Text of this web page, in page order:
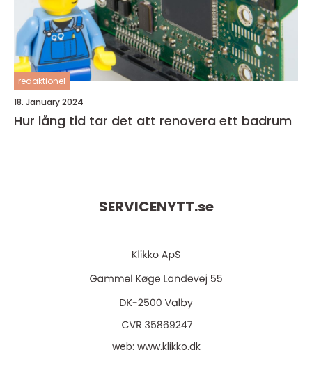
redaktionel
18. January 2024
Hur lång tid tar det att renovera ett badrum
SERVICENYTT.se
web: www.klikko.dk